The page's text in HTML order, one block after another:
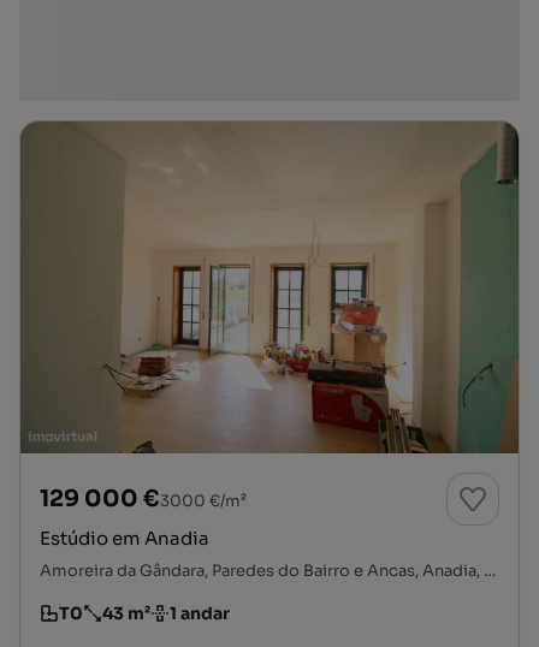
129 000 €3000 €/m²
Estúdio em Anadia
Amoreira da Gândara, Paredes do Bairro e Ancas, Anadia, Aveiro
Tipologia
T0
Preço por metro quadrado
43 m²
Andar 1 andar